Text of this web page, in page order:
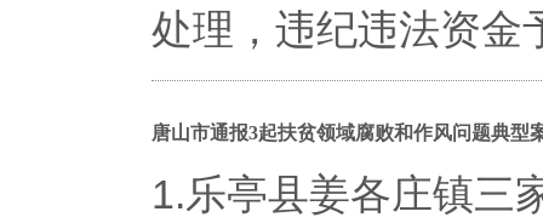
处理，违纪违法资金
唐山市通报3起扶贫领域腐败和作风问题典型
1.乐亭县姜各庄镇三